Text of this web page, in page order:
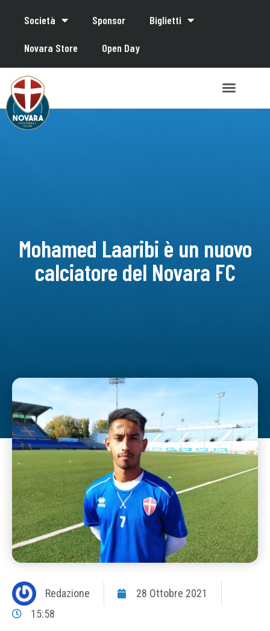
Società Sponsor Biglietti
Novara Store Open Day
Mohamed Laaribi è un nuovo
calciatore del Novara FC
Redazione
28 Ottobre 2021
15:58